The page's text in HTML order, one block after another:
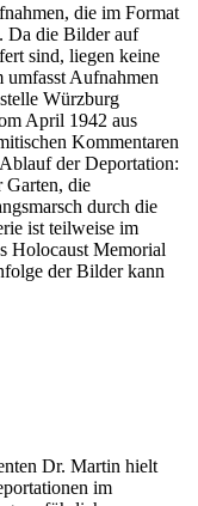
die im Format
Da die Bilder auf
sind, liegen keine
Aufnahmen
Würzburg
April 1942 aus
Kommentaren
der Deportation:
Garten, die
durch die
ist teilweise im
Holocaust Memorial
der Bilder kann
Dr. Martin hielt
im